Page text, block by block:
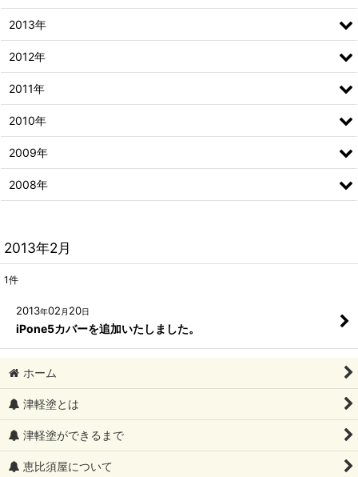
2013年2月
1件
2013年02 月 20日
iPone5カバーを追加いたしました。
2013年
2012年
2011年
2010年
2009年
2008年
ホーム
津軽塗とは
津軽塗ができるまで
恵比須屋について